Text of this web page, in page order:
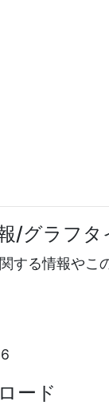
/グラフタ
する情報やこ
ード